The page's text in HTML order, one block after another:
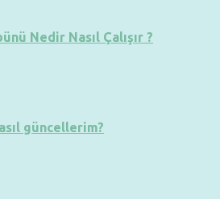
Nedir Nasıl Çalışır ?
güncellerim?